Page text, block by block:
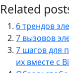
Related
6 трендов
7 вызовов
7 шагов для
их вместе с